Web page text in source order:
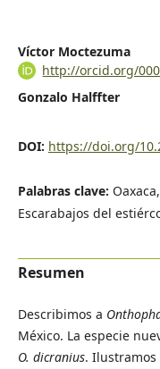
Víctor Moctezuma
http://orcid.org/
Gonzalo Halffter
DOI: https://doi.org/
Palabras clave:
Escarabajos del
Resumen
Describimos a
México. La especie
O. dicranius. Ilustramos